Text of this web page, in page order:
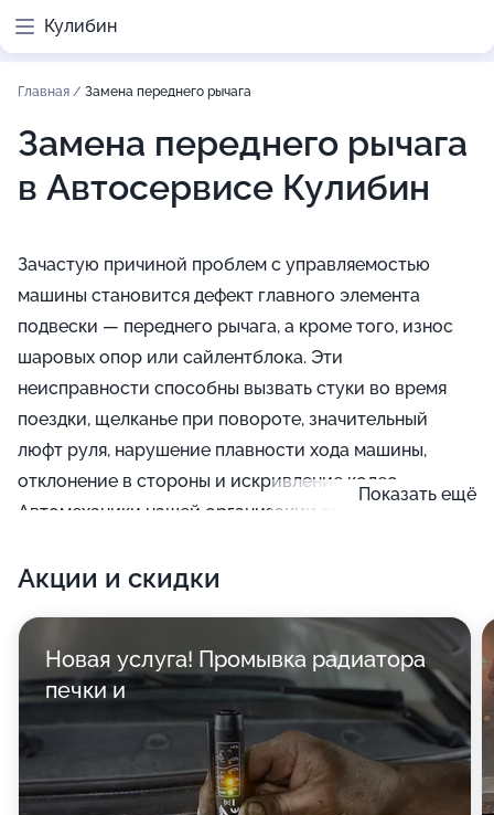
Кулибин
Главная / Замена переднего рычага
Замена переднего рычага
в Автосервисе Кулибин
Зачастую причиной проблем с управляемостью
машины становится дефект главного элемента
подвески — переднего рычага, а кроме того, износ
шаровых опор или сайлентблока. Эти
неисправности способны вызвать стуки во время
поездки, щелканье при повороте, значительный
люфт руля, нарушение плавности хода машины,
отклонение в стороны и искривление колес.
Автомеханики нашей организации смогут
избежать искривления геометрии подвески и
Показать ещё
Акции и скидки
Новая услуга! Промывка радиатора
печки и